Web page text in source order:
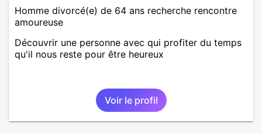
Homme divorcé(e) de 64 ans recherche rencontre
amoureuse
Découvrir une personne avec qui profiter du temps
qu'il nous reste pour être heureux
Voir le profil